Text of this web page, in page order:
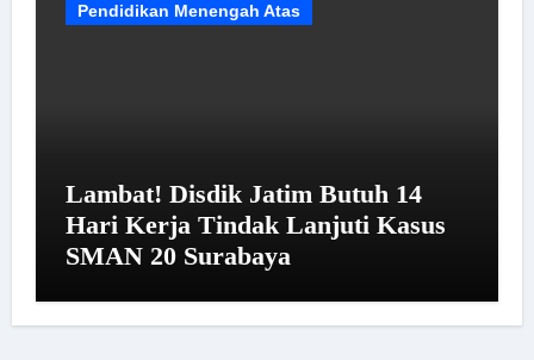
Pendidikan Menengah Atas
Lambat! Disdik Jatim Butuh 14
Hari Kerja Tindak Lanjuti Kasus
SMAN 20 Surabaya